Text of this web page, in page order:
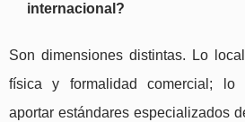
internacional?
Son dimensiones distintas. Lo
física y formalidad comercial; lo
aportar estándares especializados